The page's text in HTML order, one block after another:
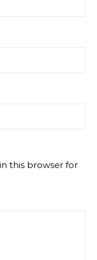
this browser for